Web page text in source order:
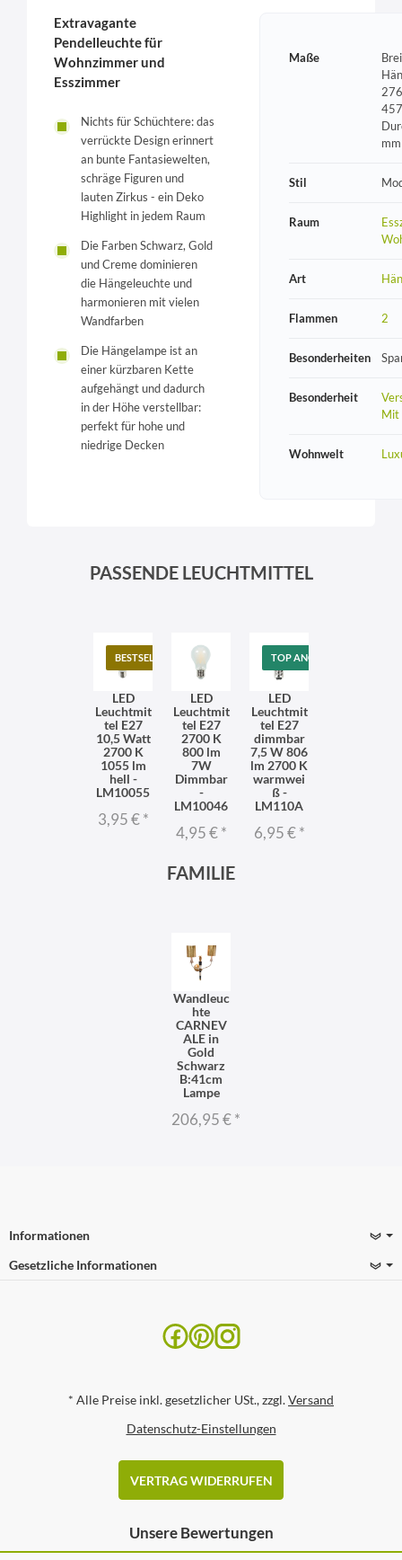
Extravagante
Pendelleuchte für
Wohnzimmer und
Esszimmer
Nichts für Schüchtere: das
verrückte Design erinnert
an bunte Fantasiewelten,
schräge Figuren und
lauten Zirkus - ein Deko
Highlight in jedem Raum
Die Farben Schwarz, Gold
und Creme dominieren
die Hängeleuchte und
harmonieren mit vielen
Wandfarben
Die Hängelampe ist an
einer kürzbaren Kette
aufgehängt und dadurch
in der Höhe verstellbar:
perfekt für hohe und
niedrige Decken
Maße
mm
Stil
Raum
Art
Flammen 2
Besonderheiten
Besonderheit
Mit
Wohnwelt
PASSENDE LEUCHTMITTEL
BESTSELLER
LED
Leuchtmit
tel E27
10,5 Watt
2700 K
1055 lm
hell -
LM10055
3,95 €*
LED
Leuchtmit
tel E27
2700 K
800 lm
7W
Dimmbar
-
LM10046
4,95 €*
TOP ANGEBOT
LED
Leuchtmit
tel E27
dimmbar
7,5 W 806
lm 2700 K
warmwei
ß -
LM110A
6,95 €*
FAMILIE
Wandleuc
hte
CARNEV
ALE in
Gold
Schwarz
B:41cm
Lampe
206,95 €*
Informationen
Gesetzliche Informationen
* Alle Preise inkl. gesetzlicher USt., zzgl.Versand
Datenschutz-Einstellungen
VERTRAG WIDERRUFEN
Unsere Bewertungen